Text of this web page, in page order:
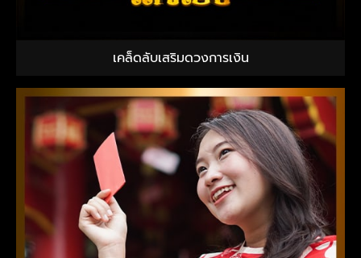
เคล็ดลับเสริมดวงการเงิน